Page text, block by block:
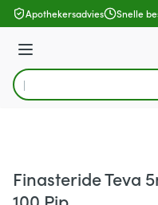
Ga naar de inhoud
Apothekersadvies Snelle
Menu
Product, merk, categorie...
Finasteride Teva